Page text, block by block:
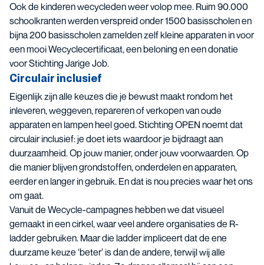
Ook de kinderen wecycleden weer volop mee. Ruim 90.000
schoolkranten werden verspreid onder 1500 basisscholen en
bijna 200 basisscholen zamelden zelf kleine apparaten in voor
een mooi Wecyclecertificaat, een beloning en een donatie
voor Stichting Jarige Job.
Circulair inclusief
Eigenlijk zijn alle keuzes die je bewust maakt rondom het
inleveren, weggeven, repareren of verkopen van oude
apparaten en lampen heel goed. Stichting OPEN noemt dat
circulair inclusief: je doet iets waardoor je bijdraagt aan
duurzaamheid. Op jouw manier, onder jouw voorwaarden. Op
die manier blijven grondstoffen, onderdelen en apparaten,
eerder en langer in gebruik. En dat is nou precies waar het ons
om gaat.
Vanuit de Wecycle-campagnes hebben we dat visueel
gemaakt in een cirkel, waar veel andere organisaties de R-
ladder gebruiken. Maar die ladder impliceert dat de ene
duurzame keuze ‘beter’ is dan de andere, terwijl wij alle